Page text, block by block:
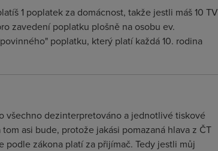
1 poplatek za domácnost, takže jestli máš 10 TV
zavedení poplatku plošně na osobu ev.
poplatku, který platí každá 10. rodina
všechno dezinterpretováno a jednotlivé tiskové
asi bude, protože jakási pomazaná hlava z ČT
zákona platí za přijímač. Tedy jestli můj